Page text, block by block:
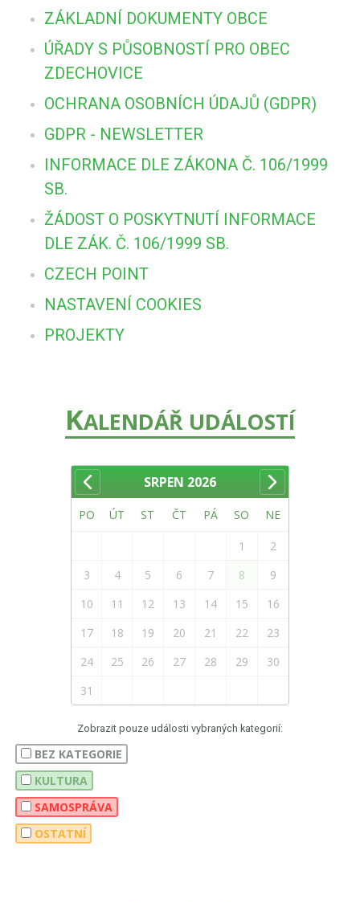
ZÁKLADNÍ DOKUMENTY OBCE
ÚŘADY S PŮSOBNOSTÍ PRO OBEC
ZDECHOVICE
OCHRANA OSOBNÍCH ÚDAJŮ (GDPR)
GDPR - NEWSLETTER
INFORMACE DLE ZÁKONA Č. 106/1999
SB.
ŽÁDOST O POSKYTNUTÍ INFORMACE
DLE ZÁK. Č. 106/1999 SB.
CZECH POINT
NASTAVENÍ COOKIES
PROJEKTY
KALENDÁŘ UDÁLOSTÍ
SRPEN 2026
PO ÚT ST ČT PÁ SO NE
1
2
3
4 5 6 7 8
9
10
11 12 13 14 15
16
17
18 19 20 21 22
23
24
25 26 27 28 29
30
31
Zobrazit pouze události vybraných kategorií:
BEZ KATEGORIE
KULTURA
SAMOSPRÁVA
OSTATNÍ